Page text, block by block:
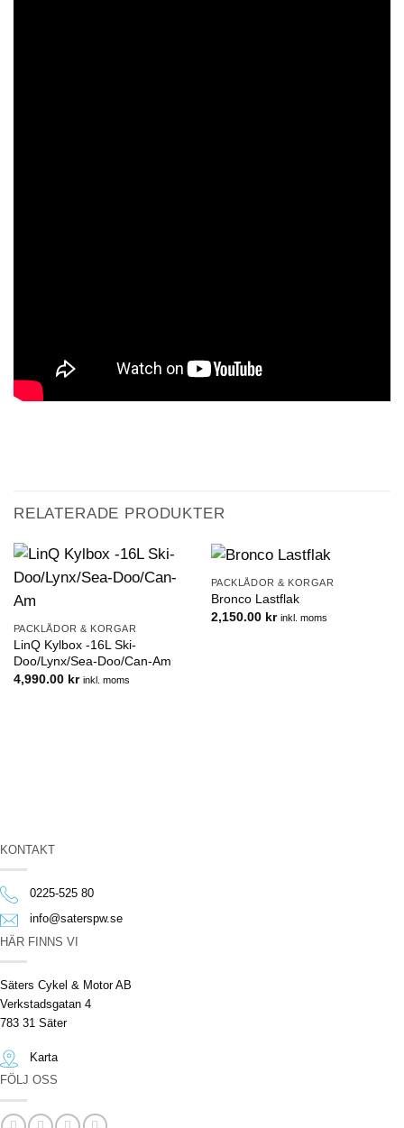
RELATERADE PRODUKTER
PACKLÅDOR & KORGAR
LinQ Kylbox -16L Ski-
Doo/Lynx/Sea-Doo/Can-Am
4,990.00 kr inkl. moms
PACKLÅDOR & KORGAR
Bronco Lastflak
2,150.00 kr inkl. moms
KONTAKT
0225-525 80
info@saterspw.se
HÄR FINNS VI
Säters Cykel & Motor AB
Verkstadsgatan 4
783 31 Säter
Karta
FÖLJ OSS